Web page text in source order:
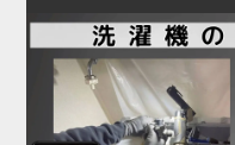
がるため、絶対に放
この場合、安全に異
解作業が必須となりま
そこで私たちは、単